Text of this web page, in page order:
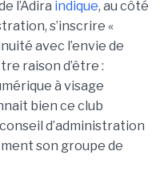
l’Adira indique, au côté
s’inscrire «
avec l’envie de
raison d’être :
à visage
bien ce club
d’administration
son groupe de